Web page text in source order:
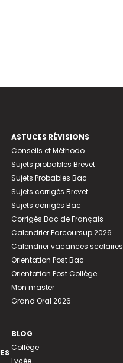
ASTUCES RÉVISIONS
Conseils et Méthodo
Sujets probables Brevet
Sujets Probables Bac
Sujets corrigés Brevet
Sujets corrigés Bac
Corrigés Bac de Français
Calendrier Parcoursup 2026
Calendrier vacances scolaires
Orientation Post Bac
Orientation Post Collège
Mon master
Grand Oral 2026
BLOG
Collège
Lycée